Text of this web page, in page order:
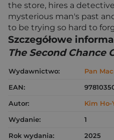
the store, hires a
mysterious man's past
to be trying so hard to
Szczegółowe
The Second Chance
Wydawnictwo:
Pan
EAN:
Autor:
Kim Ho-
Wydanie:
1
Rok wydania:
2025